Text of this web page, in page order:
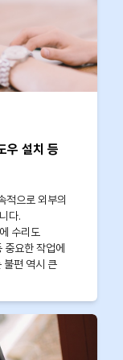
우 설치 등
적으로 외부의
다.
수리도
요한 작업에
불편 역시 큰